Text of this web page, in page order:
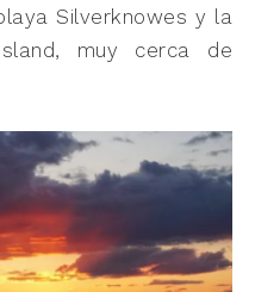
Silverknowes y la
muy cerca de